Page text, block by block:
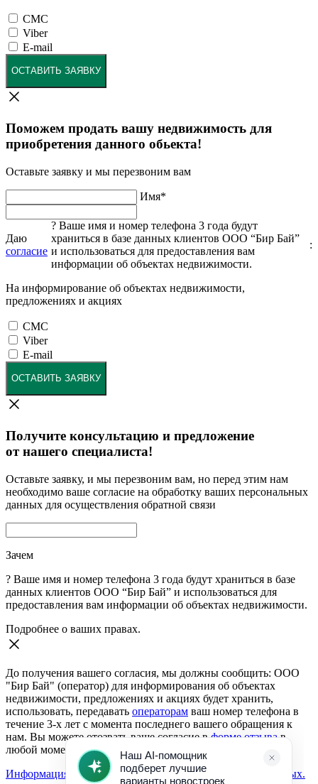
СМС
Viber
E-mail
ОСТАВИТЬ ЗАЯВКУ
Поможем продать вашу недвижимость для
приобретения данного обьекта!
Оставьте заявку и мы перезвоним вам
Имя*
Даю
согласие
? Ваше имя и номер телефона 3 года будут
храниться в базе данных клиентов ООО “Бир Бай”
и использоваться для предоставления вам
информации об объектах недвижимости.
:
На информирование об объектах недвижимости,
предложениях и акциях
СМС
Viber
E-mail
ОСТАВИТЬ ЗАЯВКУ
Получите консультацию и предложение
от нашего специалиста!
Оставьте заявку, и мы перезвоним вам, но перед этим нам
необходимо ваше согласие на обработку ваших персональных
данных для осуществления обратной связи
Зачем
? Ваше имя и номер телефона 3 года будут храниться в базе
данных клиентов ООО “Бир Бай” и использоваться для
предоставления вам информации об объектах недвижимости.
Подробнее о ваших правах.
До получения вашего согласия, мы должны сообщить: ООО
"Бир Бай" (оператор) для информирования об объектах
недвижимости, предложениях и акциях будет хранить,
использовать, передавать операторам ваш номер телефона в
течение 3-х лет с момента последнего вашего обращения к
нам. Вы можете отозвать ваше согласие вформе отзывав
любой момент.
Информация о согласии на обработку персональных данных.